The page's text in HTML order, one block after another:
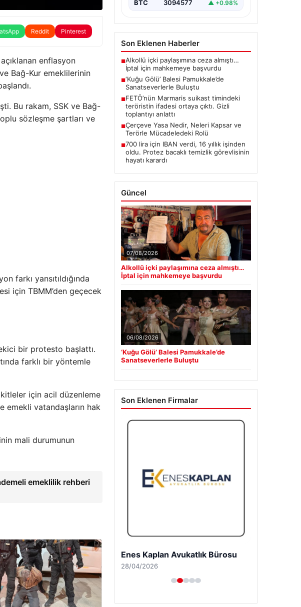
Reddit Pinterest
enflasyon
Bağ-Kur emeklilerinin
Bu rakam, SSK ve Bağ-
sözleşme şartları ve
farkı yansıtıldığında
için TBMM’den geçecek
bir protesto başlattı.
farklı bir yöntemle
için acil düzenleme
emekli vatandaşların hak
mali durumunun
emeklilik rehberi
BTC 3094577 ▲ +0.98%
Son Eklenen Haberler
■Alkollü içki paylaşımına ceza almıştı…
İptal için mahkemeye başvurdu
■‘Kuğu Gölü’ Balesi Pamukkale’de
Sanatseverlerle Buluştu
■FETÖ’nün Marmaris suikast timindeki
teröristin ifadesi ortaya çıktı. Gizli
toplantıyı anlattı
■Çerçeve Yasa Nedir, Neleri Kapsar ve
Terörle Mücadeledeki Rolü
■700 lira için IBAN verdi, 16 yıllık işinden
oldu. Protez bacaklı temizlik görevlisinin
hayatı karardı
Güncel
07/08/2026
Alkollü içki paylaşımına ceza almıştı…
İptal için mahkemeye başvurdu
06/08/2026
‘Kuğu Gölü’ Balesi Pamukkale’de
Sanatseverlerle Buluştu
Son Eklenen Firmalar
Enes Kaplan Avukatlık Bürosu
28/04/2026